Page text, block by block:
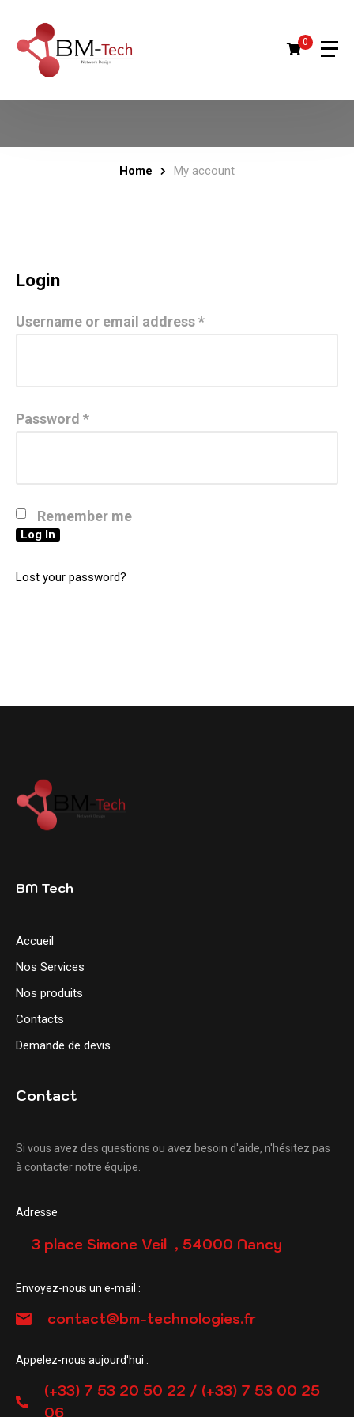
0
Home My account
Login
Username or email address*
Password *
Remember me
Log In
Lost your password?
BM Tech
Accueil
Nos Services
Nos produits
Contacts
Demande de devis
Contact
Si vous avez des questions ou avez besoin d'aide, n'hésitez pas
à contacter notre équipe.
Adresse
3 place Simone Veil , 54000 Nancy
Envoyez-nous un e-mail :
contact@bm-technologies.fr
Appelez-nous aujourd'hui :
(+33) 7 53 20 50 22 / (+33) 7 53 00 25
06